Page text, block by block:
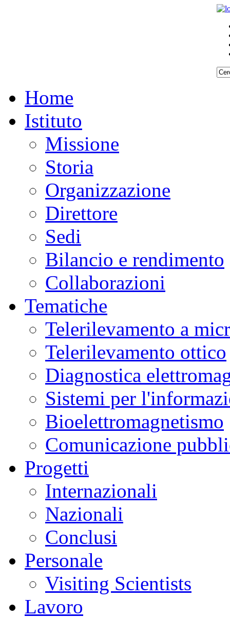
Home
Istituto
Missione
Storia
Organizzazione
Direttore
Sedi
Bilancio e rendimento
Collaborazioni
Tematiche
Telerilevamento a
Telerilevamento ottico
Diagnostica
Sistemi per
Bioelettromagnetismo
Comunicazione
Progetti
Internazionali
Nazionali
Conclusi
Personale
Visiting Scientists
Lavoro